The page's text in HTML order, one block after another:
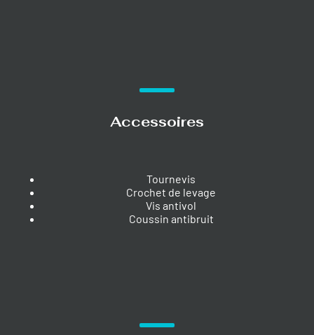
Accessoires
Tournevis
Crochet de levage
Vis antivol
Coussin antibruit